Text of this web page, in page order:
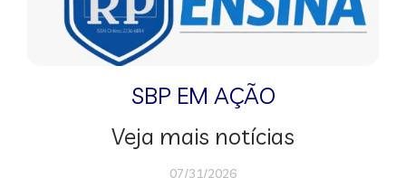
SBP EM AÇÃO
Veja mais notícias
07/31/2026